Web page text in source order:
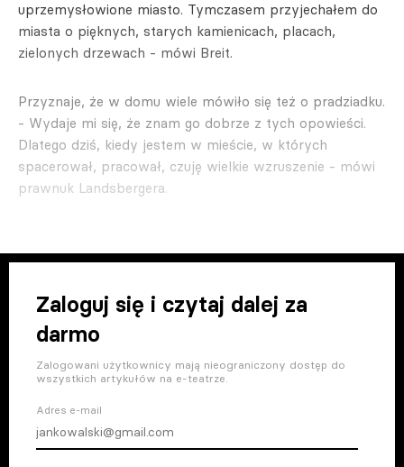
uprzemysłowione miasto. Tymczasem przyjechałem do
miasta o pięknych, starych kamienicach, placach,
zielonych drzewach - mówi Breit.
Przyznaje, że w domu wiele mówiło się też o pradziadku.
- Wydaje mi się, że znam go dobrze z tych opowieści.
Dlatego dziś, kiedy jestem w mieście, w których
spacerował, pracował, czuję wielkie wzruszenie - mówi
prawnuk Landsbergera.
Zaloguj się i czytaj dalej za
darmo
Zalogowani użytkownicy mają nieograniczony dostęp do
wszystkich artykułów na e-teatrze.
Adres e-mail